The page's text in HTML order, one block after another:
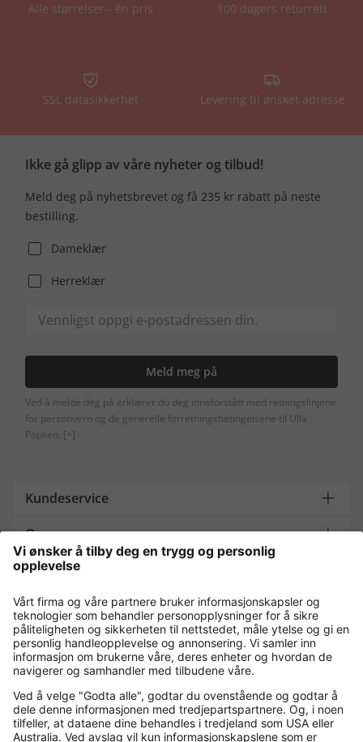
Alle størrelser - én pris 100 dagers returrett
SSL datasikkerhet Levering til ønsket adresse
Ikke gå glipp av våre nyheter og tilbud!
Meld deg på nyhetsbrevet og få 235 kr rabatt på neste
bestilling.
Dameklær
Herreklær
Meld meg på
Ved å melde deg på erklærer du deg inneforstått med retningslinjene
for personvern og de generelle forretningsbetingelsene til Ulla
Popken. [+]
Kundeservice
Om oss
Contact
Payment and Delivery
Kjøp trygt med
Flere nettbutikker